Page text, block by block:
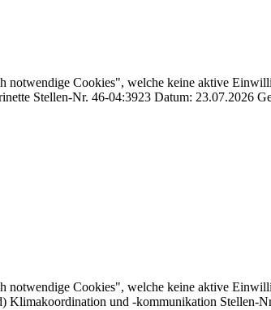
notwendige Cookies", welche keine aktive
Stellen-Nr. 46-04:3923 Datum: 23.07.2026
notwendige Cookies", welche keine aktive
Klimakoordination und -kommunikation Stellen-